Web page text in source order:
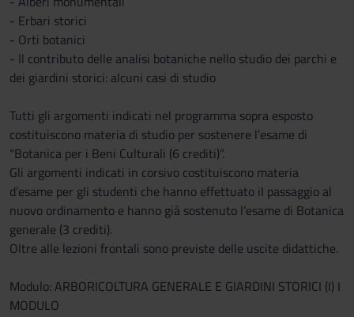
- Erbari storici
- Orti botanici
- Il contributo delle analisi botaniche nello studio dei parchi e
dei giardini storici: alcuni casi di studio
Tutti gli argomenti indicati nel programma sopra esposto
costituiscono materia di studio per sostenere l’esame di
“Botanica per i Beni Culturali (6 crediti)”.
Gli argomenti indicati in corsivo costituiscono materia
d’esame per gli studenti che hanno effettuato il passaggio al
nuovo ordinamento e hanno già sostenuto l’esame di Botanica
generale (3 crediti).
Oltre alle lezioni frontali sono previste delle uscite didattiche.
Modulo: ARBORICOLTURA GENERALE E GIARDINI STORICI (I) I
MODULO